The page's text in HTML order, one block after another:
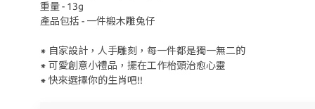
重量 - 13g
產品包括 - 一件椴木雕兔仔
⁕ 自家設計，人手雕刻，每一件都是獨一無二的
⁕ 可愛創意小禮品，擺在工作枱頭治愈心靈
⁕ 快來選擇你的生肖吧!!